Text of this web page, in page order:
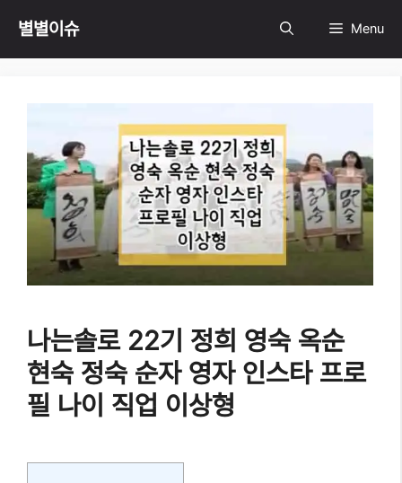
Skip별별이슈 Menu
나는솔로 22기 정희 영숙 옥순
현숙 정숙 순자 영자 인스타 프로
필 나이 직업 이상형